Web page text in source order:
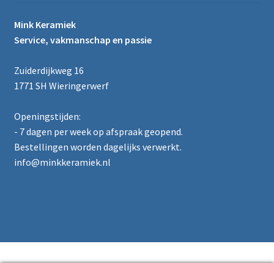
Mink Keramiek
Service, vakmanschap en passie
Zuiderdijkweg 16
1771 SH Wieringerwerf
Openingstijden:
- 7 dagen per week op afspraak geopend.
Bestellingen worden dagelijks verwerkt.
info@minkkeramiek.nl